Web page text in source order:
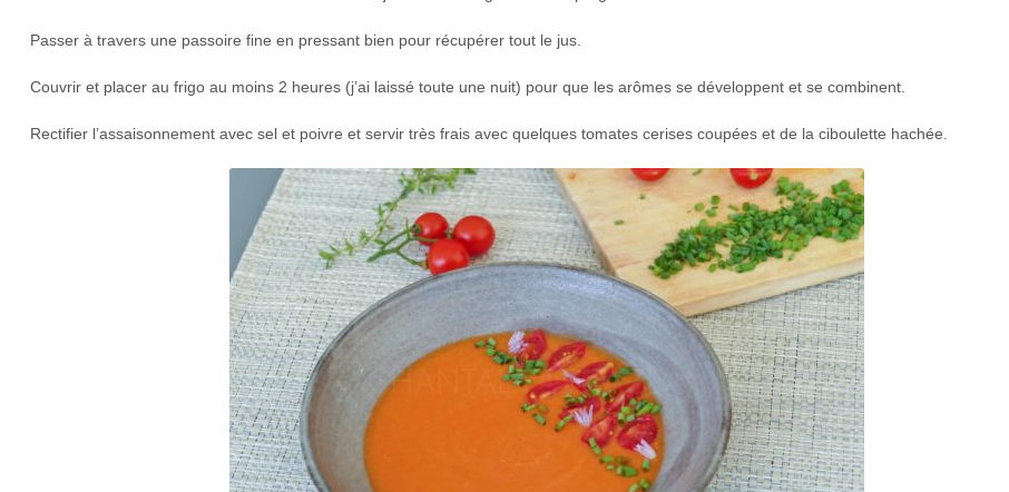
Passer à travers une passoire fine en pressant bien pour récupérer tout le jus.
Couvrir et placer au frigo au moins 2 heures (j’ai laissé toute une nuit) pour que les arômes se développent et se combinent.
Rectifier l’assaisonnement avec sel et poivre et servir très frais avec quelques tomates cerises coupées et de la ciboulette hachée.